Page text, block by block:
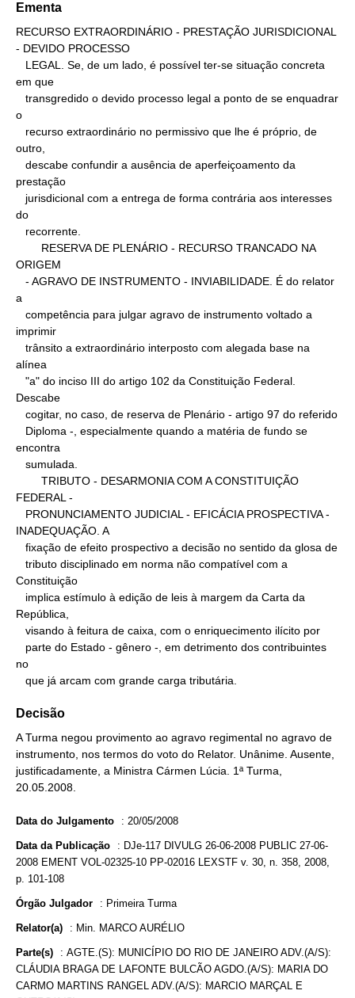
Ementa
RECURSO EXTRAORDINÁRIO - PRESTAÇÃO JURISDICIONAL
- DEVIDO PROCESSO
em que
o
outro,
prestação
do
ORIGEM
a
imprimir
alínea
Descabe
encontra
FEDERAL -
INADEQUAÇÃO. A
Constituição
República,
no
   que já arcam com grande carga tributária.
Decisão
A Turma negou provimento ao agravo regimental no agravo de
instrumento, nos termos do voto do Relator. Unânime. Ausente,
justificadamente, a Ministra Cármen Lúcia. 1ª Turma,
20.05.2008.
Data do Julgamento : 20/05/2008
Data da Publicação : DJe-117 DIVULG 26-06-2008 PUBLIC 27-06-
2008 EMENT VOL-02325-10 PP-02016 LEXSTF v. 30, n. 358, 2008,
p. 101-108
Órgão Julgador : Primeira Turma
Relator(a) : Min. MARCO AURÉLIO
Parte(s) : AGTE.(S): MUNICÍPIO DO RIO DE JANEIRO ADV.(A/S):
CLÁUDIA BRAGA DE LAFONTE BULCÃO AGDO.(A/S): MARIA DO
CARMO MARTINS RANGEL ADV.(A/S): MARCIO MARÇAL E